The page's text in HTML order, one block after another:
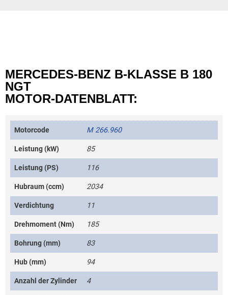
MERCEDES-BENZ B-KLASSE B 180
NGT
MOTOR-DATENBLATT:
Motorcode M 266.960
Leistung (kW) 85
Leistung (PS) 116
Hubraum (ccm) 2034
Verdichtung 11
Drehmoment (Nm) 185
Bohrung (mm) 83
Hub (mm) 94
Anzahl der Zylinder 4